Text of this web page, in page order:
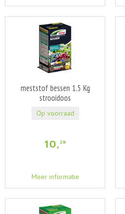
meststof bessen 1.5 Kg
strooidoos
10,29
Meer informatie
Op voorraad